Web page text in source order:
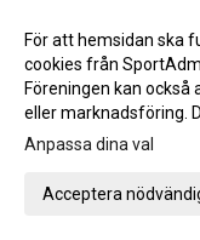
Finalschemat med Rosers
Rosers F99-lag i final -
Dags för slutspel i
Upplandslaget 25-manna
Miljonaffär till Rosersbergs
För att hemsidan ska
cookies från
Föreningen kan
eller marknadsföring.
Anpassa dina val
Acceptera